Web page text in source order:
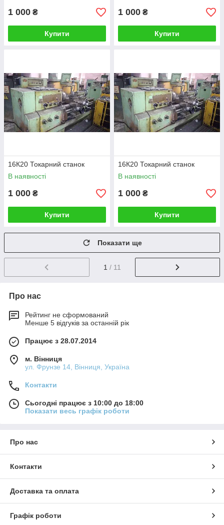
1 000 ₴
Купити
1 000 ₴
Купити
16К20 Токарний станок
В наявності
1 000 ₴
Купити
16К20 Токарний станок
В наявності
1 000 ₴
Купити
Показати ще
1 / 11
Про нас
Рейтинг не сформований
Менше 5 відгуків за останній рік
Працює з 28.07.2014
м. Вінниця
ул. Фрунзе 14, Вінниця, Україна
Контакти
Сьогодні працює з 10:00 до 18:00
Показати весь графік роботи
Про нас
Контакти
Доставка та оплата
Графік роботи